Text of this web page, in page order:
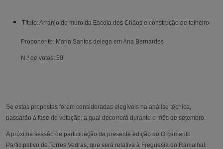
Título: Arranjo do muro da Escola dos Chãos e construção de telheiro
Proponente: Maria Santos delega em Ana Bernardes
N.º de votos: 50
Se estas propostas forem consideradas elegíveis na análise técnica,
passarão à fase de votação, a qual decorrerá durante o mês de setembro.
A próxima sessão de participação da presente edição do Orçamento
Participativo de Torres Vedras, que será relativa à Freguesia do Ramalhal,